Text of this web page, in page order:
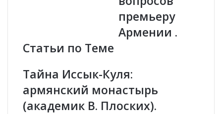
б
х
:
А
ь
т
с
и
й
премьеру
Армении .
Статьи по Теме
Тайна Иссык-Куля:
армянский монастырь
(академик В. Плоских).